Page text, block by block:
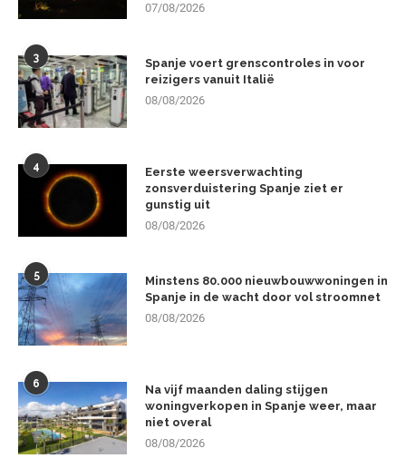
07/08/2026
3
Spanje voert grenscontroles in voor
reizigers vanuit Italië
08/08/2026
4
Eerste weersverwachting
zonsverduistering Spanje ziet er
gunstig uit
08/08/2026
5
Minstens 80.000 nieuwbouwwoningen in
Spanje in de wacht door vol stroomnet
08/08/2026
6
Na vijf maanden daling stijgen
woningverkopen in Spanje weer, maar
niet overal
08/08/2026